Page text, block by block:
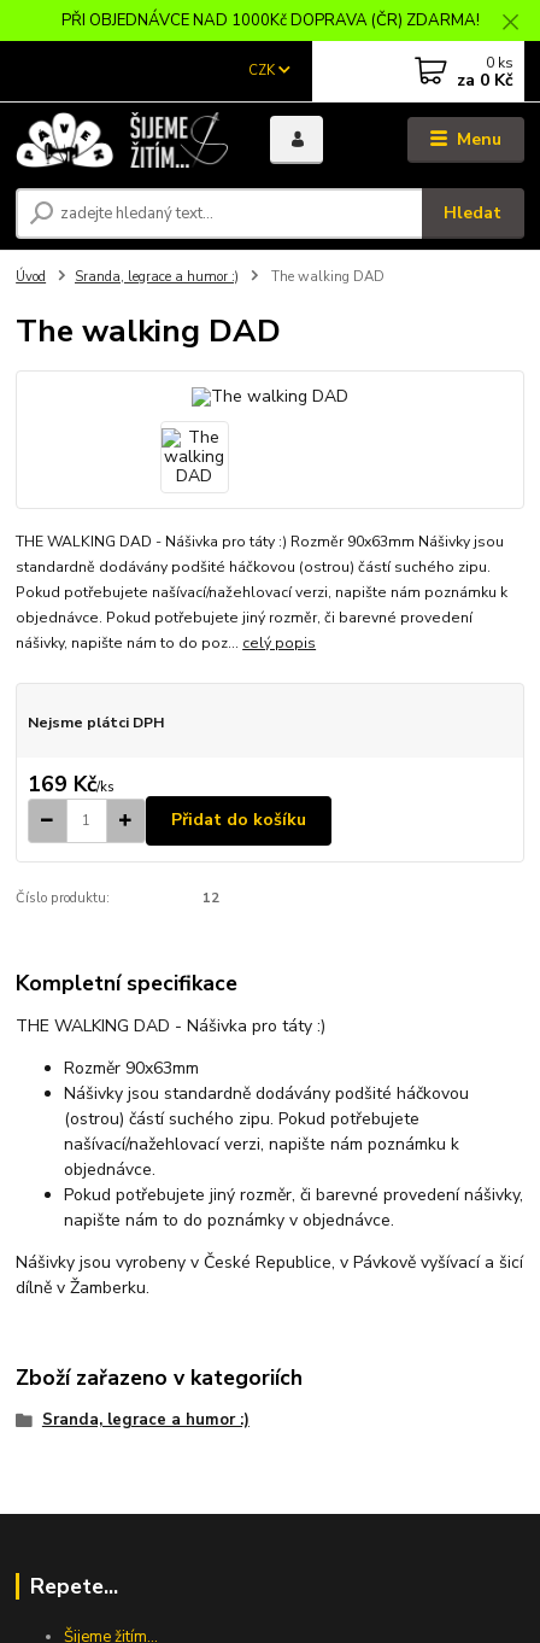
PŘI OBJEDNÁVCE NAD 1000Kč DOPRAVA (ČR) ZDARMA!
Menu
CZK
Hledat
0 ks
za 0 Kč
Úvod Sranda, legrace a humor :) The walking DAD
The walking DAD
THE WALKING DAD - Nášivka pro táty :) Rozměr 90x63mm Nášivky jsou
standardně dodávány podšité háčkovou (ostrou) částí suchého zipu.
Pokud potřebujete našívací/nažehlovací verzi, napište nám poznámku k
objednávce. Pokud potřebujete jiný rozměr, či barevné provedení
nášivky, napište nám to do poz... celý popis
Nejsme plátci DPH
169 Kč/ks
Přidat do košíku
Číslo produktu: 12
Kompletní specifikace
THE WALKING DAD - Nášivka pro táty :)
Rozměr 90x63mm
Nášivky jsou standardně dodávány podšité háčkovou
(ostrou) částí suchého zipu. Pokud potřebujete
našívací/nažehlovací verzi, napište nám poznámku k
objednávce.
Pokud potřebujete jiný rozměr, či barevné provedení nášivky,
napište nám to do poznámky v objednávce.
Nášivky jsou vyrobeny v České Republice, v Pávkově vyšívací a šicí
dílně v Žamberku.
Zboží zařazeno v kategoriích
Sranda, legrace a humor :)
Repete...
Šijeme žitím...